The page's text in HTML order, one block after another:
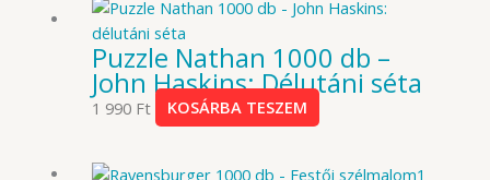
Puzzle Nathan 1000 db –
John Haskins: Délutáni séta
1 990 Ft KOSÁRBA TESZEM